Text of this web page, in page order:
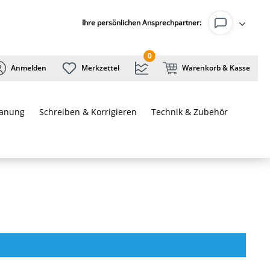
Ihre persönlichen Ansprechpartner:
Anmelden Merkzettel
0
Warenkorb & Kasse
Schreiben & Korrigieren Technik & Zubehör